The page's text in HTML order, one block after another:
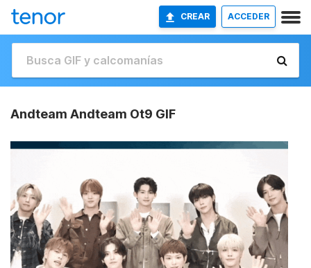
CREAR ACCEDER
Andteam Andteam Ot9 GIF